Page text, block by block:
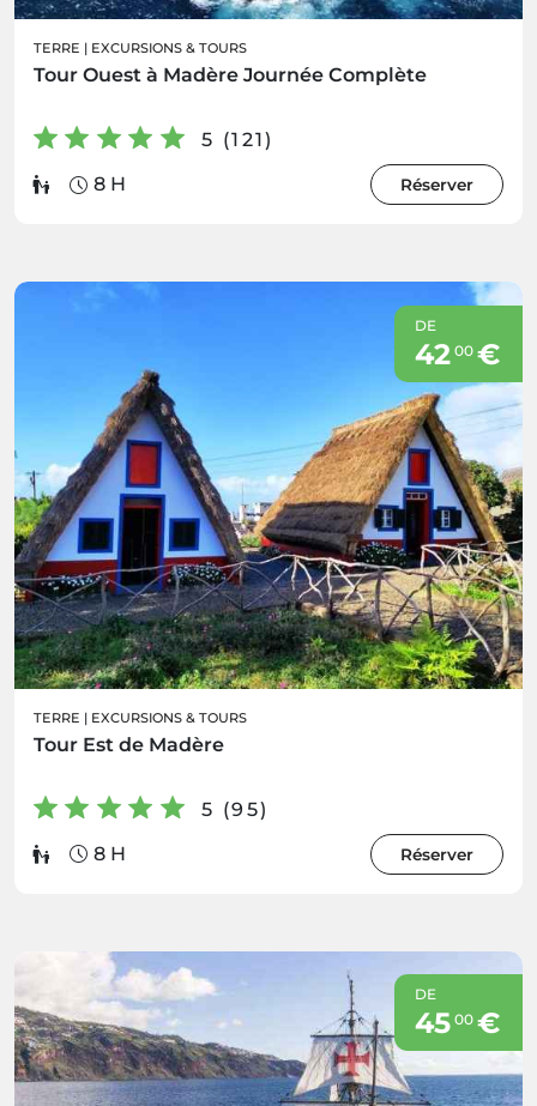
TERRE | EXCURSIONS & TOURS
Tour Ouest à Madère Journée Complète
5 (121)
8 H
Réserver
DE
42 00€
TERRE | EXCURSIONS & TOURS
Tour Est de Madère
5 (95)
8 H
Réserver
DE
45 00€